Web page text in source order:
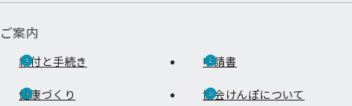
ご案内
給付と手続き 申請書
健康づくり 協会けんぽについて